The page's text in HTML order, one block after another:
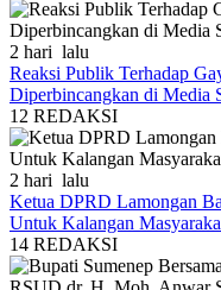
2 hari lalu
Reaksi Publik Terhadap
Diperbincangkan di Media
12 REDAKSI
2 hari lalu
Ketua DPRD Lamongan
Untuk Kalangan
14 REDAKSI